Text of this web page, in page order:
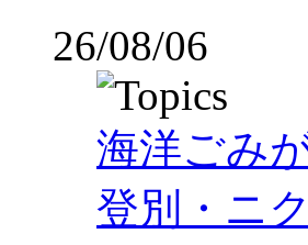
26/08/06
海洋ごみ
登別・ニ